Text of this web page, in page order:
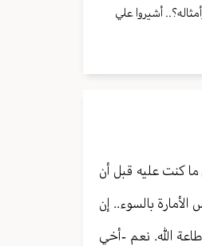
أشيروا علي
كنت عليه قبل أن
بالسوء.. إن
الله. نعم -أخي